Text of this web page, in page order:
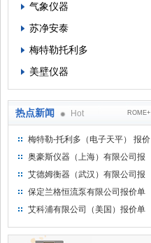
气象仪器
苏净安泰
梅特勒托利多
美壁仪器
热点新闻 Hot ROME+
梅特勒-托利多（电子天平） 报价
单
奥豪斯仪器（上海）有限公司报
价单
艾德姆衡器（武汉）有限公司报
价单
保定兰格恒流泵有限公司报价单
艾科浦有限公司（美国）报价单